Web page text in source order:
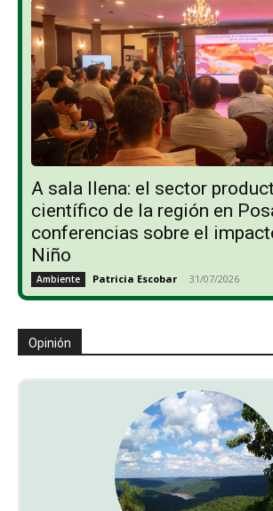
A sala llena: el sector
científico de la región en
conferencias sobre el
Niño
Ambiente Patricia Escobar - 31/07/2026
Opinión